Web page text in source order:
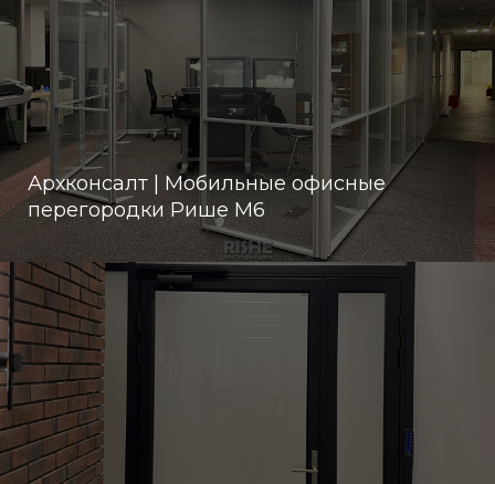
Архконсалт | Мобильные офисные
перегородки Рише М6